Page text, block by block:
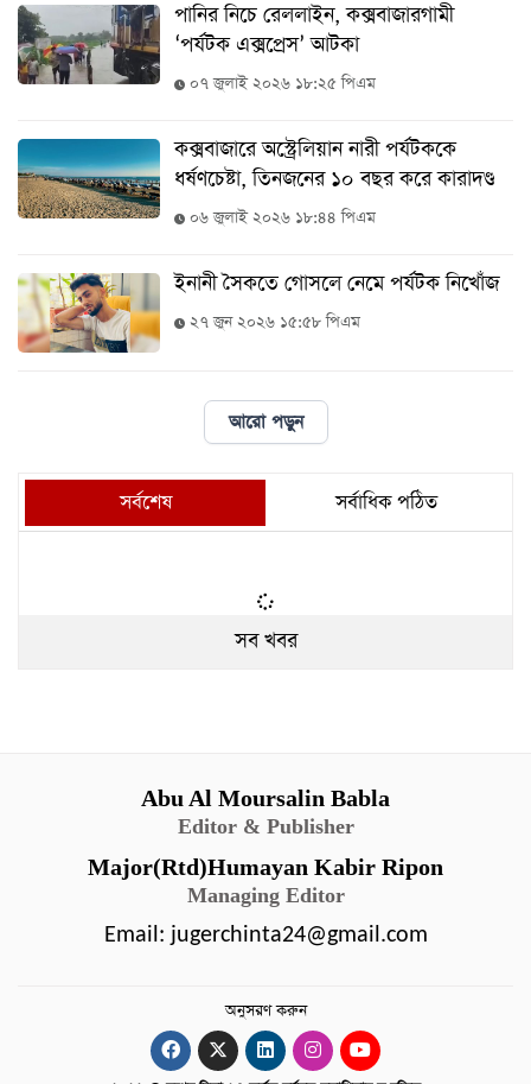
পানির নিচে রেললাইন, কক্সবাজারগামী
‘পর্যটক এক্সপ্রেস’ আটকা
০৭ জুলাই ২০২৬ ১৮:২৫ পিএম
কক্সবাজারে অস্ট্রেলিয়ান নারী পর্যটককে
ধর্ষণচেষ্টা, তিনজনের ১০ বছর করে কারাদণ্ড
০৬ জুলাই ২০২৬ ১৮:৪৪ পিএম
ইনানী সৈকতে গোসলে নেমে পর্যটক নিখোঁজ
২৭ জুন ২০২৬ ১৫:৫৮ পিএম
আরো পড়ুন
সর্বশেষ সর্বাধিক পঠিত
সব খবর
Abu Al Moursalin Babla
Editor & Publisher
Major(Rtd)Humayan Kabir Ripon
Managing Editor
Email: jugerchinta24@gmail.com
অনুসরণ করুন